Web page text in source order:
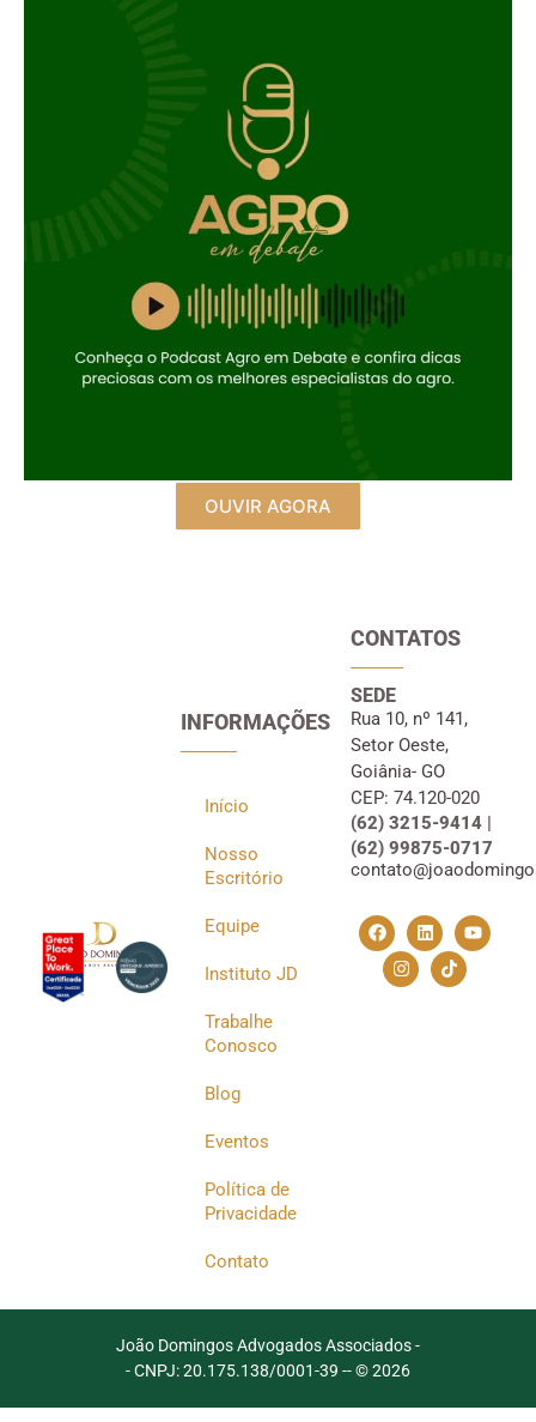
OUVIR AGORA
INFORMAÇÕES
Início
Nosso
Escritório
Equipe
Instituto JD
Trabalhe
Conosco
Blog
Eventos
Política de
Privacidade
Contato
CONTATOS
SEDE
Rua 10, nº 141,
Setor Oeste,
Goiânia- GO
CEP: 74.120-020
(62) 3215-9414 |
(62) 99875-0717
João Domingos Advogados Associados -
- CNPJ: 20.175.138/0001-39 -- © 2026